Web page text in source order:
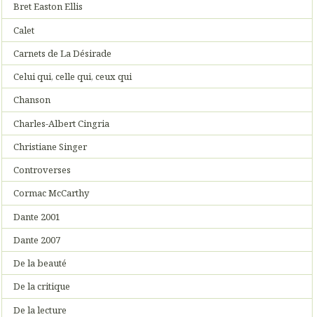
Bret Easton Ellis
Calet
Carnets de La Désirade
Celui qui, celle qui, ceux qui
Chanson
Charles-Albert Cingria
Christiane Singer
Controverses
Cormac McCarthy
Dante 2001
Dante 2007
De la beauté
De la critique
De la lecture